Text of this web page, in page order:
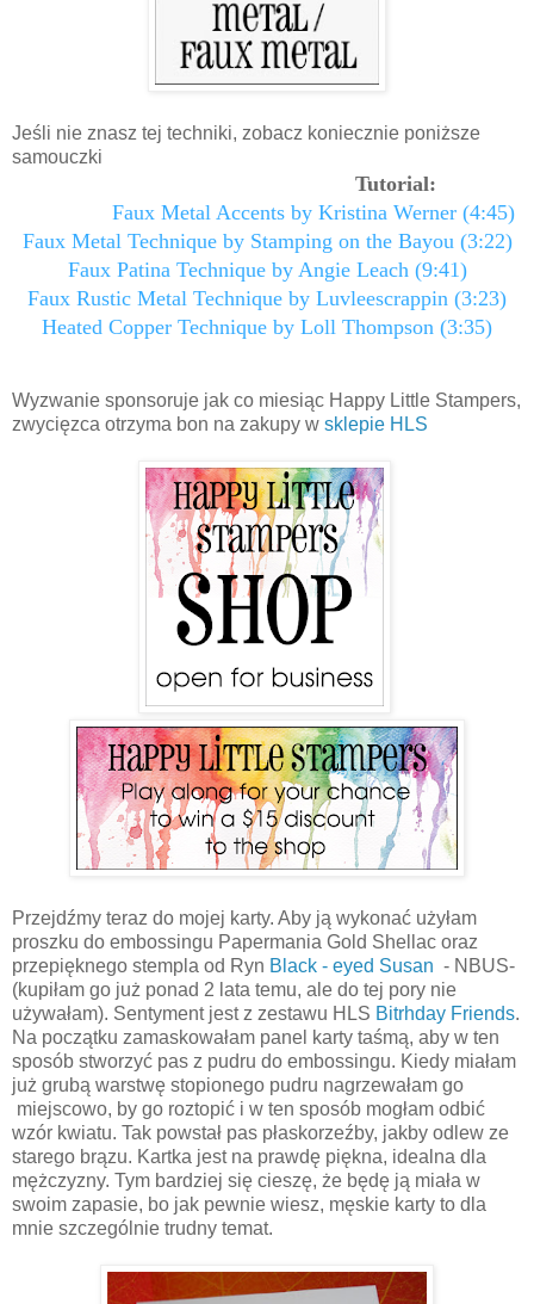
Jeśli nie znasz tej techniki, zobacz koniecznie poniższe
samouczki
Tutorial:
Faux Metal Accents by Kristina Werner (4:45)
Faux Metal Technique by Stamping on the Bayou (3:22)
Faux Patina Technique by Angie Leach (9:41)
Faux Rustic Metal Technique by Luvleescrappin (3:23)
Heated Copper Technique by Loll Thompson (3:35)
Wyzwanie sponsoruje jak co miesiąc Happy Little Stampers,
zwycięzca otrzyma bon na zakupy w sklepie HLS
Przejdźmy teraz do mojej karty. Aby ją wykonać użyłam
proszku do embossingu Papermania Gold Shellac oraz
przepięknego stempla od Ryn Black - eyed Susan - NBUS-
(kupiłam go już ponad 2 lata temu, ale do tej pory nie
używałam). Sentyment jest z zestawu HLS Bitrhday Friends.
Na początku zamaskowałam panel karty taśmą, aby w ten
sposób stworzyć pas z pudru do embossingu. Kiedy miałam
już grubą warstwę stopionego pudru nagrzewałam go
miejscowo, by go roztopić i w ten sposób mogłam odbić
wzór kwiatu. Tak powstał pas płaskorzeźby, jakby odlew ze
starego brązu. Kartka jest na prawdę piękna, idealna dla
mężczyzny. Tym bardziej się cieszę, że będę ją miała w
swoim zapasie, bo jak pewnie wiesz, męskie karty to dla
mnie szczególnie trudny temat.